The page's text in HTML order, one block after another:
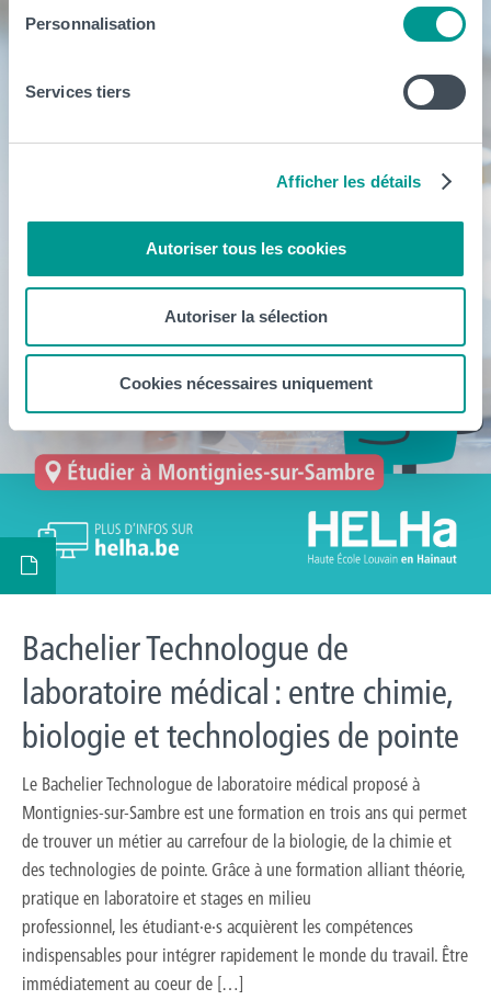
Personnalisation
Services tiers
Afficher les détails
Autoriser tous les cookies
Autoriser la sélection
Cookies nécessaires uniquement
Bachelier Technologue de
laboratoire médical : entre chimie,
biologie et technologies de pointe
Le Bachelier Technologue de laboratoire médical proposé à
Montignies-sur-Sambre est une formation en trois ans qui permet
de trouver un métier au carrefour de la biologie, de la chimie et
des technologies de pointe. Grâce à une formation alliant théorie,
pratique en laboratoire et stages en milieu
professionnel, les étudiant·e·s acquièrent les compétences
indispensables pour intégrer rapidement le monde du travail. Être
immédiatement au coeur de […]